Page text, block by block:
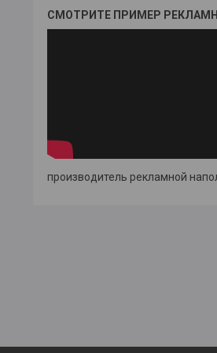
СМОТРИТЕ ПРИМЕР
производитель рекламной